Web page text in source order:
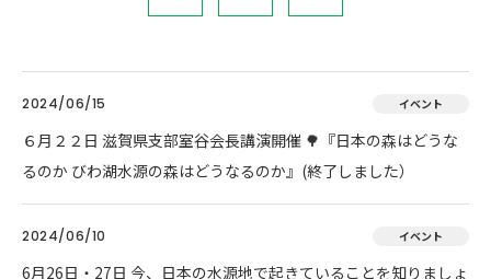
2024/06/15 イベント
６月２２日 滋賀県支部室谷会長講演開催 🌳『日本の森はどうな
るのか びわ湖水源の森はどうなるのか』(終了しました）
2024/06/10 イベント
6月26日・27日 今、日本の水源地で起きていることを知りましょ